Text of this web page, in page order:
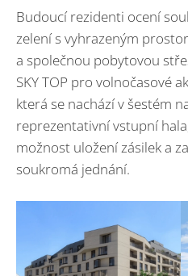
Budoucí rezidenti ocení
zelení s vyhrazeným
a společnou pobytovou
SKY TOP pro volnočasové
která se nachází v šestém
reprezentativní vstupní
možnost uložení zásilek a
soukromá jednání.